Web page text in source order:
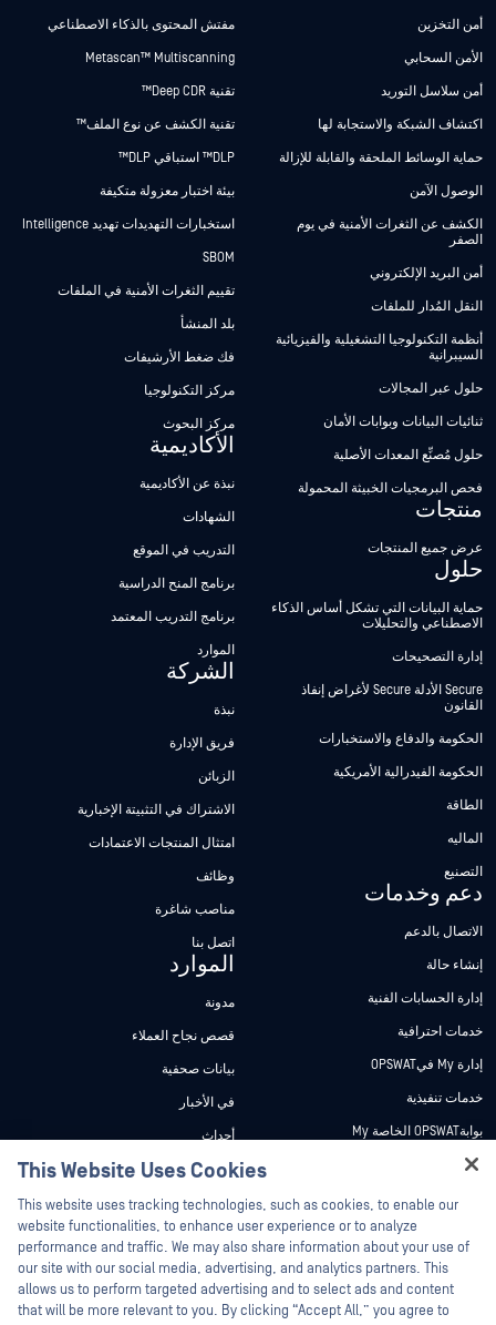
أمن التخزين
الأمن السحابي
أمن سلاسل التوريد
اكتشاف الشبكة والاستجابة لها
حماية الوسائط الملحقة والقابلة للإزالة
الوصول الآمن
الكشف عن الثغرات الأمنية في يوم
الصفر
أمن البريد الإلكتروني
النقل المُدار للملفات
أنظمة التكنولوجيا التشغيلية والفيزيائية
السيبرانية
حلول عبر المجالات
ثنائيات البيانات وبوابات الأمان
حلول مُصنِّع المعدات الأصلية
فحص البرمجيات الخبيثة المحمولة
منتجات
عرض جميع المنتجات
حلول
حماية البيانات التي تشكل أساس الذكاء
الاصطناعي والتحليلات
إدارة التصحيحات
Secure الأدلة Secure لأغراض إنفاذ
القانون
الحكومة والدفاع والاستخبارات
الحكومة الفيدرالية الأمريكية
الطاقة
الماليه
التصنيع
دعم وخدمات
الاتصال بالدعم
إنشاء حالة
إدارة الحسابات الفنية
خدمات احترافية
إدارة My فيOPSWAT
خدمات تنفيذية
بوابةOPSWAT الخاصة My
وثائق تقنية
دورات تدريبية
برنامج الثغرات الأمنية
الشركاء
شهادات
مفتش المحتوى بالذكاء الاصطناعي
Metascan™ Multiscanning
تقنية Deep CDR™
تقنية الكشف عن نوع الملف™
DLP™ استباقي DLP™
بيئة اختبار معزولة متكيفة
استخبارات التهديدات تهديد Intelligence
SBOM
تقييم الثغرات الأمنية في الملفات
بلد المنشأ
فك ضغط الأرشيفات
مركز التكنولوجيا
مركز البحوث
الأكاديمية
نبذة عن الأكاديمية
الشهادات
التدريب في الموقع
برنامج المنح الدراسية
برنامج التدريب المعتمد
الموارد
الشركة
نبذة
فريق الإدارة
الزبائن
الاشتراك في التثبيتة الإخبارية
امتثال المنتجات الاعتمادات
وظائف
مناصب شاغرة
اتصل بنا
الموارد
مدونة
قصص نجاح العملاء
بيانات صحفية
في الأخبار
أحداث
ندوات عبر الإنترنت
أوراق البيانات
مستندات تقنية
أدوات مجانية
This Website Uses Cookies
This website uses tracking technologies, such as cookies, to enable our
website functionalities, to enhance user experience or to analyze
performance and traffic. We may also share information about your use of
our site with our social media, advertising, and analytics partners. This
allows us to perform targeted advertising and to select ads and content
that will be more relevant to you. By clicking “Accept All,” you agree to
Hey there!
I'm Ozzy, your OPSWAT virtual assistant.
How can I help you secure what's critical
today?